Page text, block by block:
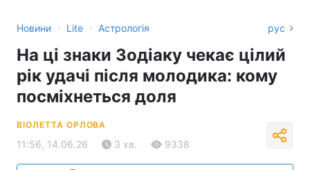
Новини › Lite › Астрологія рус
На ці знаки Зодіаку чекає цілий
рік удачі після молодика: кому
посміхнеться доля
ВІОЛЕТТА ОРЛОВА
11:56, 14.06.26 3 хв. 9338